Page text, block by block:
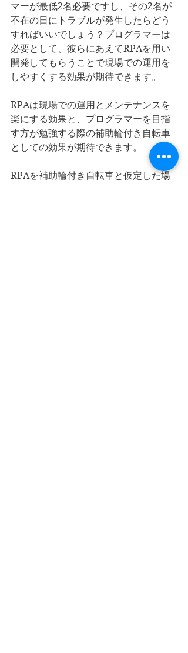
マーが最低2名必要ですし、その2名が
不在の日にトラブルが発生したらどう
すればいいでしょう？プログラマーは
必要として、彼らにあえてRPAを用い
開発してもらうことで現場での運用を
しやすくする効果が期待できます。
RPAは現場での運用とメンテナンスを
楽にする効果と、プログラマーを目指
す方が勉強する際の補助輪付き自転車
としての効果が期待できます。
RPAを補助輪付き自転車と仮定した場